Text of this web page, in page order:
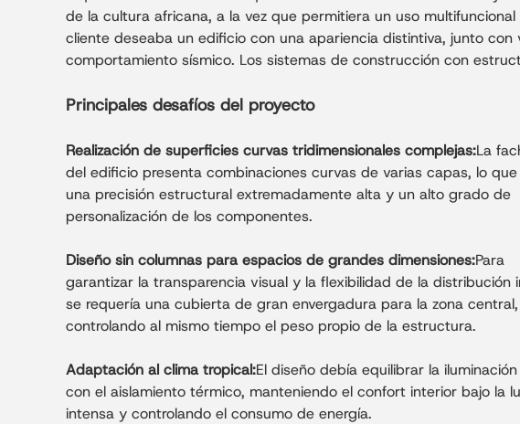
de la cultura africana, a la vez que permitiera un uso
cliente deseaba un edificio con una apariencia distintiva, junto
comportamiento sísmico. Los sistemas de construcción con
Principales desafíos del proyecto
Realización de superficies curvas tridimensionales complejas:La
del edificio presenta combinaciones curvas de varias capas, lo
una precisión estructural extremadamente alta y un alto grado de
personalización de los componentes.
Diseño sin columnas para espacios de grandes dimensiones:Para
garantizar la transparencia visual y la flexibilidad de la distribución
se requería una cubierta de gran envergadura para la zona central,
controlando al mismo tiempo el peso propio de la estructura.
Adaptación al clima tropical:El diseño debía equilibrar la
con el aislamiento térmico, manteniendo el confort interior bajo la
intensa y controlando el consumo de energía.